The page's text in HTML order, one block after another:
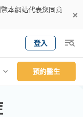
本網站代表您同意
登入
預約醫生
預約醫生